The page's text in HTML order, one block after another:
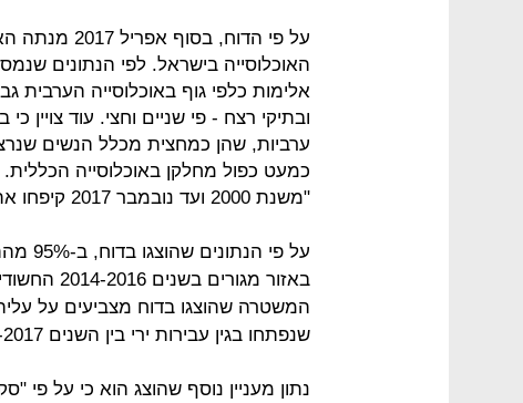
האוכלוסייה בישראל. לפי הנתונים
אלימות כלפי גוף באוכלוסייה הערבית
ערביות, שהן כמחצית מכלל הנשים
כמעט כפול מחלקן באוכלוסייה
"משנת 2000 ועד נובמבר 2017 קיפחו את חייהם 1,236 גברים ונשים".
על
באזור
המשטרה שהוצגו בדוח מצביעים על
שנפתחו בגין עבירות ירי בין השנים 2014-2017.
נתון מעניין נוסף שהוצג הוא כי על